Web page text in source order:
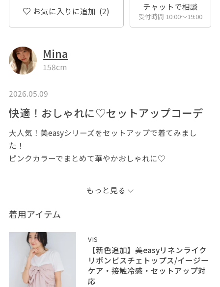
お気に入りに追加 (2) チャットで相談
受付時間 10:00〜19:00
Mina
158cm
2026.05.09
快適！おしゃれに♡セットアップコーデ
大人気！美easyシリーズをセットアップで着てみまし
た！
ピンクカラーでまとめて華やかおしゃれに♡
LINEで在庫のお問い合わせや商品、
コーディネートのご相談など
是非お気軽にお問い合わせください◎
https://linevoom.line.me/user/
＿＿＿＿＿＿＿＿＿＿＿＿＿＿＿＿＿＿＿
もっと見る
着用アイテム
VIS
【新色追加】美easyリネンライク
リボンビスチェトップス/イージー
ケア・接触冷感・セットアップ対
応